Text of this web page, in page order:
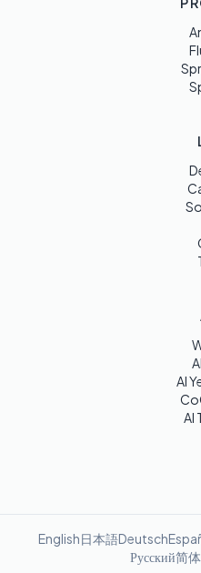
AI
AI
English日本語Deutsch
Русский简